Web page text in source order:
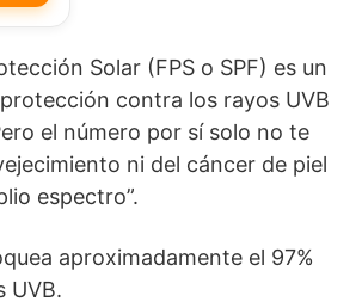
Solar (FPS o SPF) es un
contra los rayos UVB
el número por sí solo no te
ni del cáncer de piel
espectro”.
aproximadamente el 97%
UVB.